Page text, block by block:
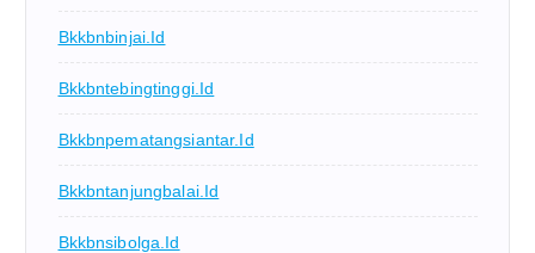
Bkkbnbinjai.id
Bkkbntebingtinggi.id
Bkkbnpematangsiantar.id
Bkkbntanjungbalai.id
Bkkbnsibolga.id